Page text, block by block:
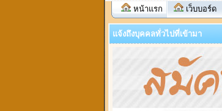
หน้าแรก เว็บบอร์ด
แจ้งถึงบุคคลทั่วไปที่เข้ามา